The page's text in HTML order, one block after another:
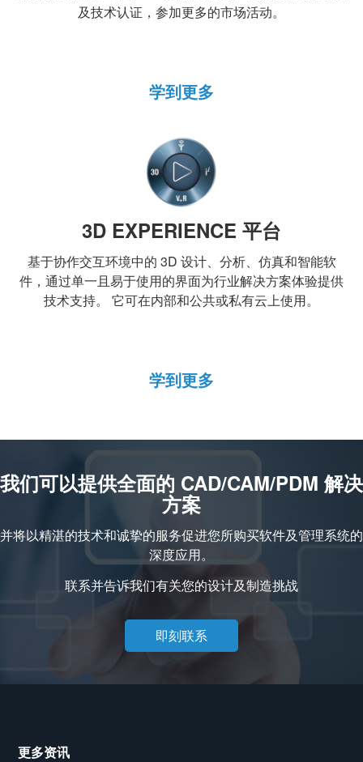
及技术认证，参加更多的市场活动。
学到更多
3D EXPERIENCE 平台
基于协作交互环境中的 3D 设计、分析、仿真和智能软
件，通过单一且易于使用的界面为行业解决方案体验提供
技术支持。 它可在内部和公共或私有云上使用。
学到更多
我们可以提供全面的 CAD/CAM/PDM 解决
方案
并将以精湛的技术和诚挚的服务促进您所购买软件及管理系统的
深度应用。
联系并告诉我们有关您的设计及制造挑战
即刻联系
更多资讯